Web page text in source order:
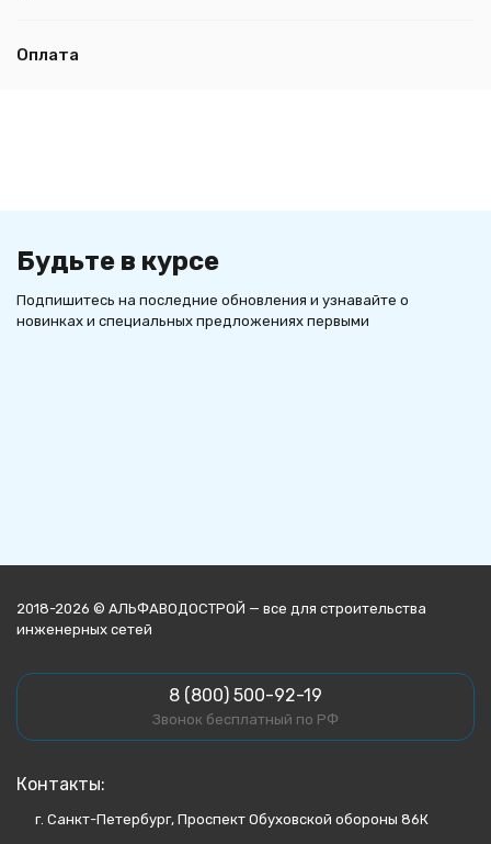
Оплата
Будьте в курсе
Подпишитесь на последние обновления и узнавайте о
новинках и специальных предложениях первыми
2018-2026 © АЛЬФАВОДОСТРОЙ — все для строительства
инженерных сетей
8 (800) 500-92-19
Звонок бесплатный по РФ
Контакты:
г. Санкт-Петербург, Проспект Обуховской обороны 86К